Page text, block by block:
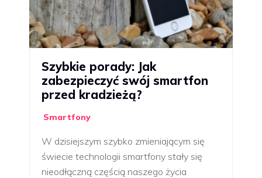
Szybkie porady: Jak
zabezpieczyć swój smartfon
przed kradzieżą?
Smartfony
W dzisiejszym szybko zmieniającym się
świecie technologii smartfony stały się
nieodłączną częścią naszego życia